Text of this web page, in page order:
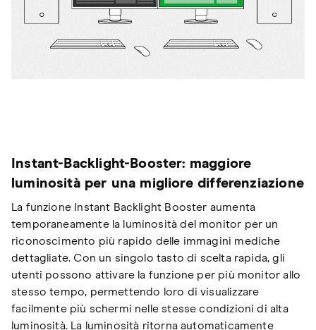
Instant-Backlight-Booster: maggiore
luminosità per una migliore differenziazione
La funzione Instant Backlight Booster aumenta
temporaneamente la luminosità del monitor per un
riconoscimento più rapido delle immagini mediche
dettagliate. Con un singolo tasto di scelta rapida, gli
utenti possono attivare la funzione per più monitor allo
stesso tempo, permettendo loro di visualizzare
facilmente più schermi nelle stesse condizioni di alta
luminosità. La luminosità ritorna automaticamente